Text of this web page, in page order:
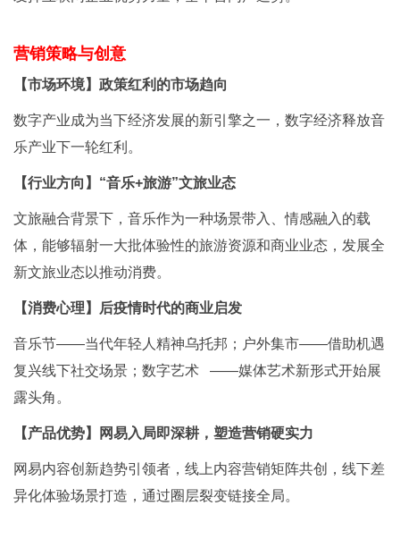
营销策略与创意
【市场环境】政策红利的市场趋向
数字产业成为当下经济发展的新引擎之一，数字经济释放音
乐产业下一轮红利。
【行业方向】“音乐+旅游”文旅业态
文旅融合背景下，音乐作为一种场景带入、情感融入的载
体，能够辐射一大批体验性的旅游资源和商业业态，发展全
新文旅业态以推动消费。
【消费心理】后疫情时代的商业启发
音乐节——当代年轻人精神乌托邦；户外集市——借助机遇
复兴线下社交场景；数字艺术 ——媒体艺术新形式开始展
露头角。
【产品优势】网易入局即深耕，塑造营销硬实力
网易内容创新趋势引领者，线上内容营销矩阵共创，线下差
异化体验场景打造，通过圈层裂变链接全局。